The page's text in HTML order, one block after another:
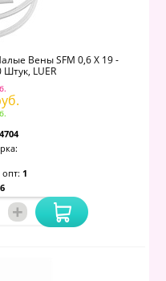
Вены SFM 0,6 Х 19 -
LUER
1
+